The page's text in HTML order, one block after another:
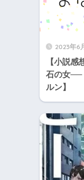
2023年6
【小説
石の女──
ルン】